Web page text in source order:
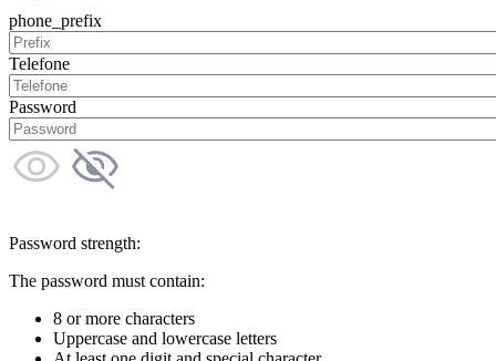
phone_prefix
Telefone
Password
Password strength:
The password must contain:
8 or more characters
Uppercase and lowercase letters